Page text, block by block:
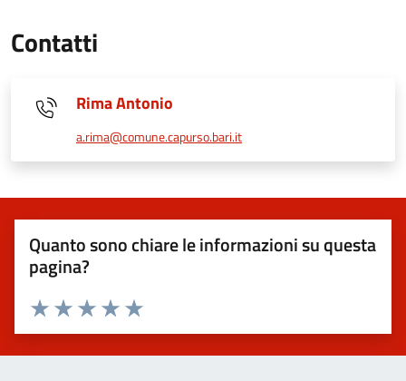
Contatti
Rima Antonio
a.rima@comune.capurso.bari.it
Quanto sono chiare le informazioni su questa
pagina?
Valuta 5 stelle su 5
Valuta 4 stelle su 5
Valuta 3 stelle su 5
Valuta 2 stelle su 5
Valuta 1 stelle su 5